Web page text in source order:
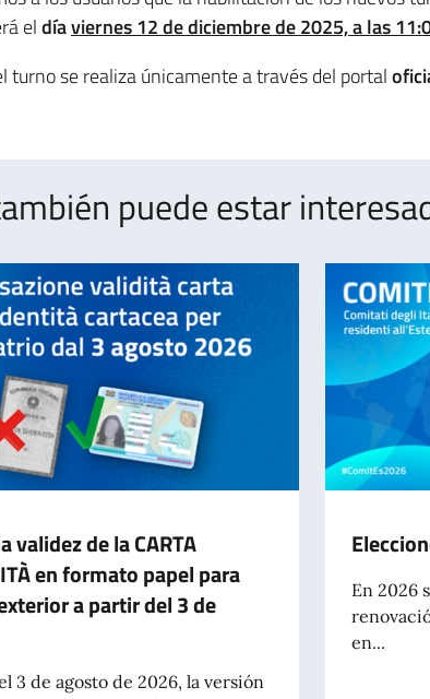
eldíaviernes 12 de diciembre de 2025, a las
turno se realiza únicamente a través del portal
puede estar
validez de la CARTA
en formato papel para
a partir del 3 de
3 de agosto de 2026, la versión
En 2026
en...